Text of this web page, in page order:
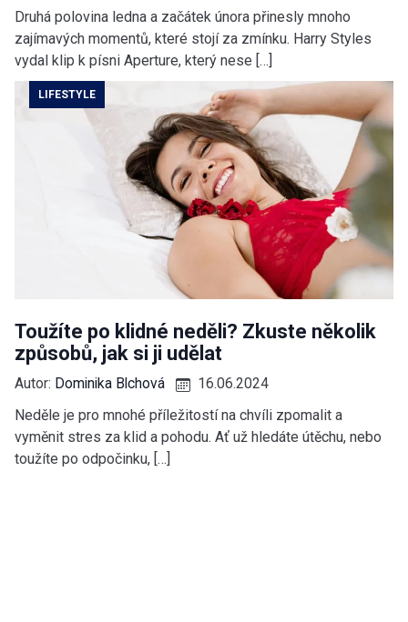
Druhá polovina ledna a začátek února přinesly mnoho
zajímavých momentů, které stojí za zmínku. Harry Styles
vydal klip k písni Aperture, který nese […]
LIFESTYLE
Toužíte po klidné neděli? Zkuste několik
způsobů, jak si ji udělat
Autor: Dominika Blchová
16.06.2024
Neděle je pro mnohé příležitostí na chvíli zpomalit a
vyměnit stres za klid a pohodu. Ať už hledáte útěchu, nebo
toužíte po odpočinku, […]